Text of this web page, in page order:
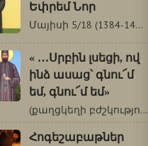
Եփրեմ Նոր
Մայիսի 5/18 (1384-1426 թթ.) Սուրբ Եփրեմը…
« …Սրբին լսեցի, ով
ինձ ասաց՝ գնու՜մ
եմ, գնու՜մ եմ»
(քաղցկեղի բժշկություն սբ. Եփրեմի…
Հոգեշաբաթներ